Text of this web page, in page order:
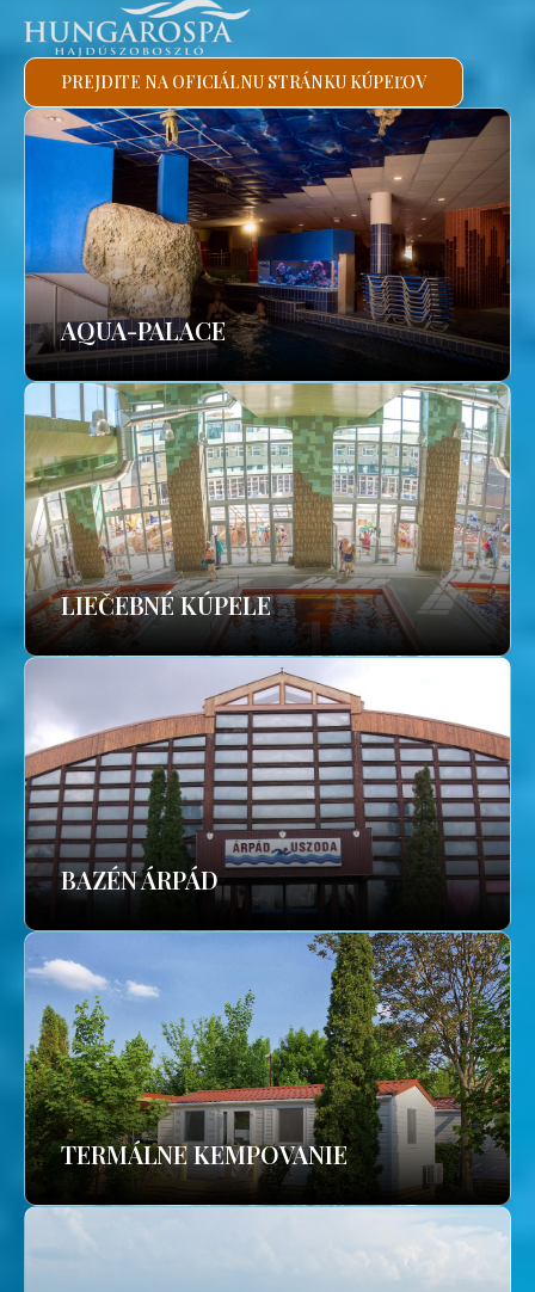
PREJDITE NA OFICIÁLNU STRÁNKU KÚPEĽOV
AQUA-PALACE
LIEČEBNÉ KÚPELE
BAZÉN ÁRPÁD
TERMÁLNE KEMPOVANIE